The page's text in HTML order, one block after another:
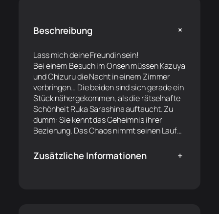
Beschreibung +
Lass mich deine Freundin sein!
Bei einem Besuch im Onsen müssen Kazuya
und Chizuru die Nacht in einem Zimmer
verbringen… Die beiden sind sich gerade ein
Stück nähergekommen, als die rätselhafte
Schönheit Ruka Sarashina auftaucht. Zu
dumm: Sie kennt das Geheimnis ihrer
Beziehung. Das Chaos nimmt seinen Lauf…
Zusätzliche Informationen +